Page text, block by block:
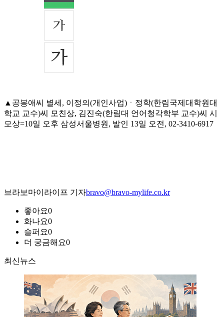
▲공봉애씨 별세, 이정의(개인사업)ㆍ정학(한림국제대학원대
학교 교수)씨 모친상, 김진숙(한림대 언어청각학부 교수)씨 시
모상=10일 오후 삼성서울병원, 발인 13일 오전, 02-3410-6917
브라보마이라이프 기자bravo@bravo-mylife.co.kr
좋아요0
화나요0
슬퍼요0
더 궁금해요0
최신뉴스